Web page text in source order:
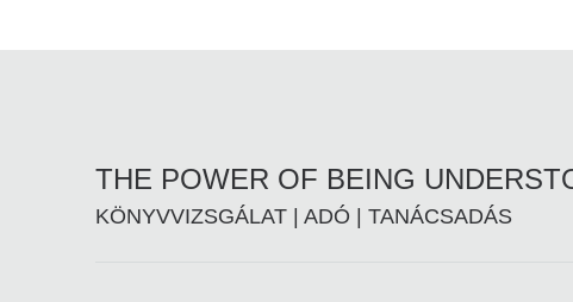
THE POWER OF BEING
KÖNYVVIZSGÁLAT | ADÓ | TANÁCSADÁS